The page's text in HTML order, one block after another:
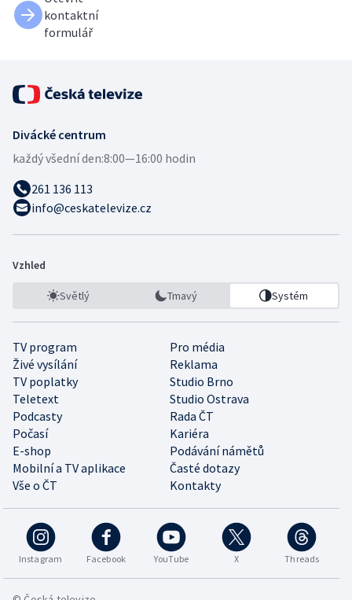
kontaktní
formulář
Divácké centrum
každý všední den:8:00—16:00 hodin
261 136 113
info@ceskatelevize.cz
Vzhled
Světlý Tmavý Systém
TV program
Pro média
Živé vysílání
Reklama
TV poplatky
Studio Brno
Teletext
Studio Ostrava
Podcasty
Rada ČT
Počasí
Kariéra
E-shop
Podávání námětů
Mobilní a TV aplikace
Časté dotazy
Vše o ČT
Kontakty
Instagram Facebook YouTube X Threads